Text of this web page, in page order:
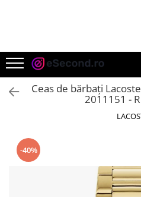
Auto Moto
Accesorii Auto
Anvelope & Jante
Electronice Auto
Intretinere & Cosmetica auto
Reparatii si echipamente auto
Ceas de bărbați
2011151 -
-40%